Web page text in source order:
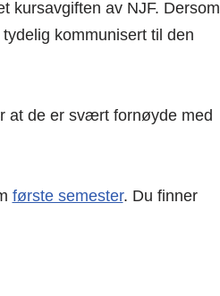
kursavgiften av NJF. Dersom
kommunisert til den
at de er svært fornøyde med
første semester. Du finner